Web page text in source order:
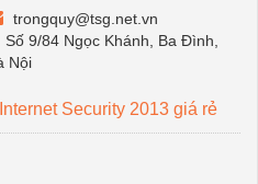
trongquy@tsg.net.vn
Số 9/84 Ngọc Khánh, Ba Đình,
Nội
Security 2013 giá rẻ